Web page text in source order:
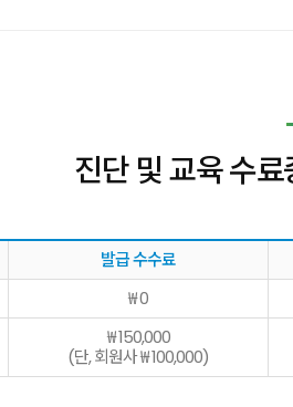
진단 및 교육 수
발급 수수료
₩ 0
₩ 150,000
(단, 회원사 ₩ 100,000)